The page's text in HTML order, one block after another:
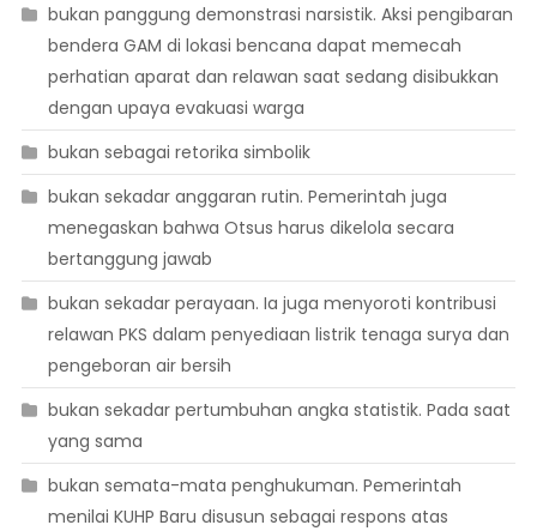
bukan panggung demonstrasi narsistik. Aksi pengibaran
bendera GAM di lokasi bencana dapat memecah
perhatian aparat dan relawan saat sedang disibukkan
dengan upaya evakuasi warga
bukan sebagai retorika simbolik
bukan sekadar anggaran rutin. Pemerintah juga
menegaskan bahwa Otsus harus dikelola secara
bertanggung jawab
bukan sekadar perayaan. Ia juga menyoroti kontribusi
relawan PKS dalam penyediaan listrik tenaga surya dan
pengeboran air bersih
bukan sekadar pertumbuhan angka statistik. Pada saat
yang sama
bukan semata-mata penghukuman. Pemerintah
menilai KUHP Baru disusun sebagai respons atas